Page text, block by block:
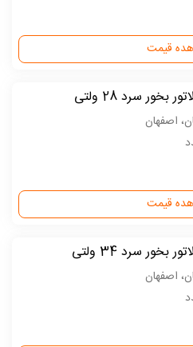
قیمت
بخور سرد 28 ولتی
اصفهان
قیمت
بخور سرد 34 ولتی
اصفهان